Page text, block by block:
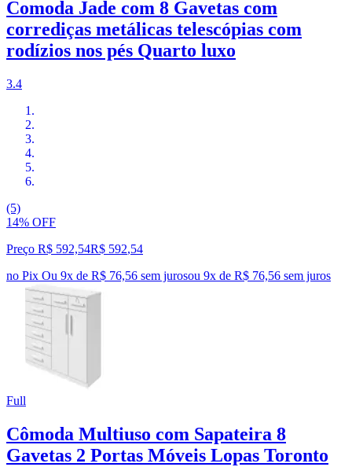
Comoda Jade com 8 Gavetas com
corrediças metálicas telescópias com
rodízios nos pés Quarto luxo
3.4
(5)
14% OFF
Preço R$ 592,54R$ 592,54
no Pix Ou 9x de R$ 76,56 sem jurosou 9x de R$ 76,56 sem juros
Full
Cômoda Multiuso com Sapateira 8
Gavetas 2 Portas Móveis Lopas Toronto